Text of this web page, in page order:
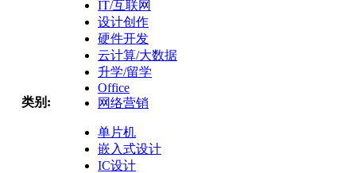
类别:
IT/互联网
设计创作
硬件开发
云计算/大数据
升学/留学
Office
网络营销
单片机
嵌入式设计
IC设计